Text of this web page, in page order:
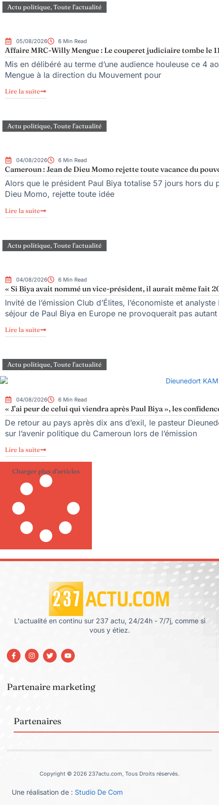
Actu politique,Toute l'actualité
05/08/2026 6 Min Read
Affaire MRC-Willy Mengue : Le couperet judiciaire tombe le
Mis en délibéré au terme d’une audience houleuse ce 4
Mengue à la direction du Mouvement pour
Lire la suite
Actu politique,Toute l'actualité
04/08/2026 6 Min Read
Cameroun : Jean de Dieu Momo rejette toute vacance du
Alors que le président Paul Biya totalise 57 jours hors
Dieu Momo, rejette toute idée
Lire la suite
Actu politique,Toute l'actualité
04/08/2026 6 Min Read
« Si Biya avait nommé un vice-président, il aurait même fait
Invité de l’émission Club d’Élites, l’économiste et
séjour de Paul Biya en Europe ne provoquerait pas
Lire la suite
Actu politique,Toute l'actualité
04/08/2026 6 Min Read
« J’ai peur de celui qui viendra après Paul Biya », les
De retour au pays après dix ans d’exil, le pasteur
sur l’avenir politique du Cameroun lors de l’émission
Lire la suite
Charger plus d'articles
L'actualité en continu sur 237 actu, 24/24h - 7/7j, comme si
vous y étiez.
Partenaire marketing
Partenaires
Copyright © 2026 237actu.com, Tous Droits réservés.
Une réalisation de : Studio De Com